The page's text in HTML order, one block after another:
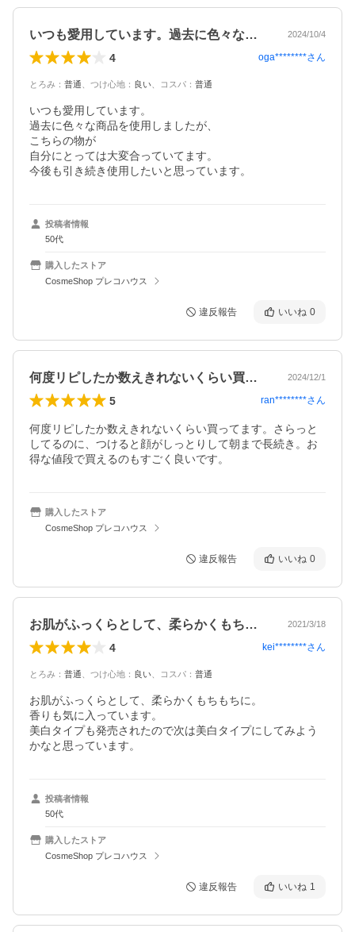
いつも愛用しています。過去に色々な商品… 2024/10/4
4 oga********さん
とろみ ： 普通 つけ心地 ： 良い コスパ ： 普通
いつも愛用しています。
過去に色々な商品を使用しましたが、
こちらの物が
自分にとっては大変合っていてます。
今後も引き続き使用したいと思っています。
投稿者情報
50代
購入したストア
CosmeShop プレコハウス
違反報告 いいね 0
何度リピしたか数えきれないくらい買って… 2024/12/1
5 ran********さん
何度リピしたか数えきれないくらい買ってます。さらっと
してるのに、つけると顔がしっとりして朝まで長続き。お
得な値段で買えるのもすごく良いです。
購入したストア
CosmeShop プレコハウス
違反報告 いいね 0
お肌がふっくらとして、柔らかくもちもち… 2021/3/18
4 kei********さん
とろみ ： 普通 つけ心地 ： 良い コスパ ： 普通
お肌がふっくらとして、柔らかくもちもちに。
香りも気に入っています。
美白タイプも発売されたので次は美白タイプにしてみよう
かなと思っています。
投稿者情報
50代
購入したストア
CosmeShop プレコハウス
違反報告 いいね 1